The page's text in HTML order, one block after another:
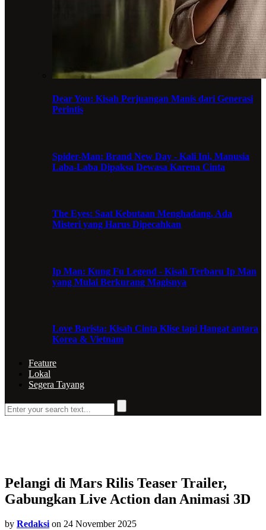
Dear You: Kisah Perjuangan Manis dari Generasi
Perintis
Spider-Man: Brand New Day - Kali Ini, Manusia
Laba-Laba Dipaksa Dewasa Karena Cinta
The Eyes: Saat Kebutaan Menghadang, Ada
Misteri yang Harus Dipecahkan
Ip Man: Kung Fu Legend - Kisah Terbaru Ip Man
yang Mulai Berkurang Magisnya
Love Barista: Kisah Cinta Klise tapi Hangat antara
Korea & Vietnam
Feature
Lokal
Segera Tayang
Pelangi di Mars Rilis Teaser Trailer,
Gabungkan Live Action dan Animasi 3D
by Redaksi on 24 November 2025